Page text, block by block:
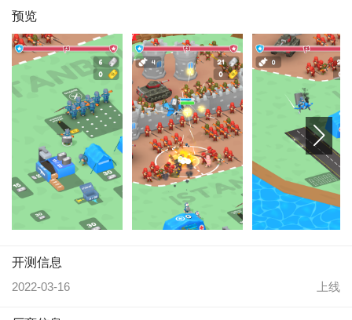
利者！
游戏特色
1.建造你的兵站
收集尽可能多的能量块，卖掉解锁新的兵站。
2.召集你的军队
更多的兵站意味着更多的士兵。集结他们作为你的第一防线，
然后进攻！
3.提升你的等级
你的进步提升会使你晋级：中士，上校，队长？由你决定！
4.夺得敌方旗帜
胜利就在你手上！
登录https://lionstudios.cc/contact-us/ 反馈和提出你的意见。
由带来 Food Cutting, Pull Him Out,和 I Peel Good!的工作室带
来。
新闻和更新参加以下网址
Facebook.com/LionStudios.cc
Instagram.com/LionStudioscc
Twitter.com/LionStudiosCC
预览
开测信息
2022-03-16
上线